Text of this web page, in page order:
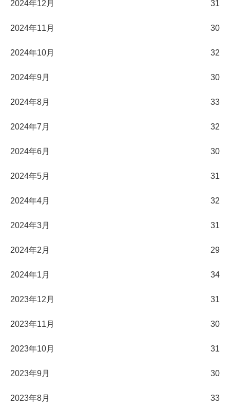
2024年12月 31
2024年11月 30
2024年10月 32
2024年9月 30
2024年8月 33
2024年7月 32
2024年6月 30
2024年5月 31
2024年4月 32
2024年3月 31
2024年2月 29
2024年1月 34
2023年12月 31
2023年11月 30
2023年10月 31
2023年9月 30
2023年8月 33